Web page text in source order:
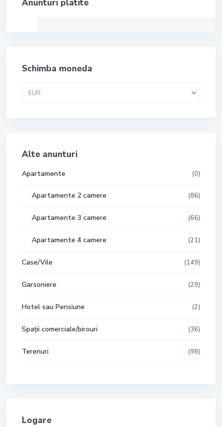
Anunturi platite
Schimba moneda
EUR
Alte anunturi
Apartamente (0)
Apartamente 2 camere (86)
Apartamente 3 camere (66)
Apartamente 4 camere (21)
Case/Vile (149)
Garsoniere (29)
Hotel sau Pensiune (2)
Spații comerciale/birouri (36)
Terenuri (98)
Logare